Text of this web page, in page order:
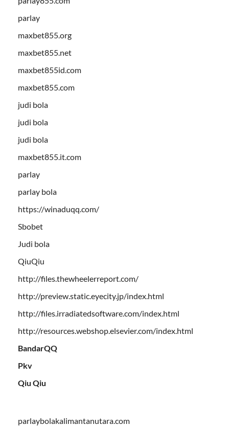
parlay
maxbet855.org
maxbet855.net
maxbet855id.com
maxbet855.com
judi bola
judi bola
judi bola
maxbet855.it.com
parlay
parlay bola
https://winaduqq.com/
Sbobet
Judi bola
QiuQiu
http://files.thewheelerreport.com/
http://preview.static.eyecity.jp/index.html
http://files.irradiatedsoftware.com/index.html
http://resources.webshop.elsevier.com/index.html
BandarQQ
Pkv
Qiu Qiu
parlaybolakalimantanutara.com